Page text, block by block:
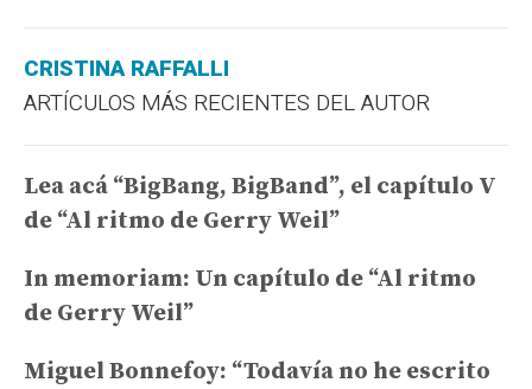
CRISTINA RAFFALLI
ARTÍCULOS MÁS RECIENTES DEL AUTOR
Lea acá “BigBang, BigBand”, el capítulo V
de “Al ritmo de Gerry Weil”
In memoriam: Un capítulo de “Al ritmo
de Gerry Weil”
Miguel Bonnefoy: “Todavía no he escrito